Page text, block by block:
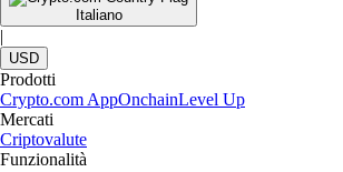
Italiano
|
USD
Prodotti
Crypto.com AppOnchainLevel Up
Mercati
Criptovalute
Funzionalità